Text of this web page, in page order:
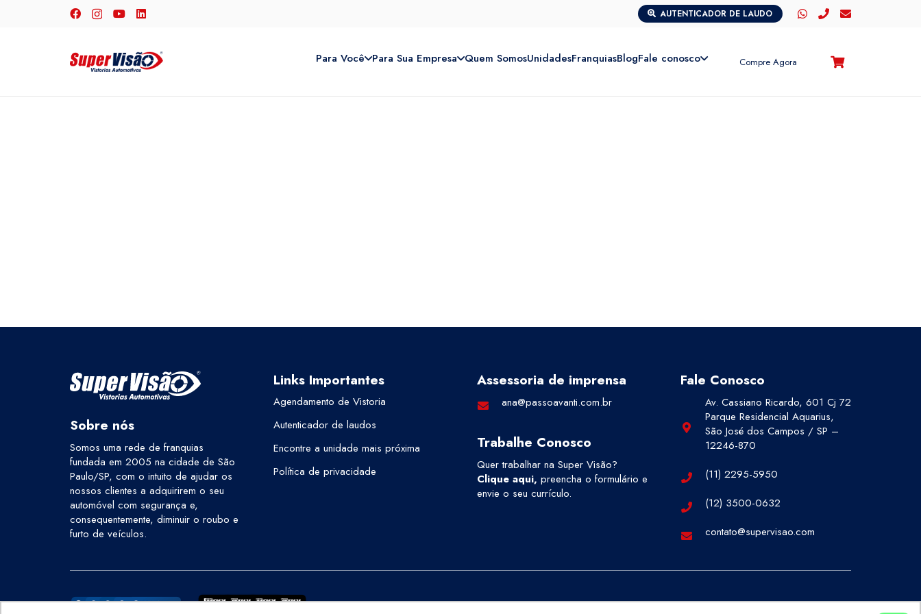
AUTENTICADOR DE LAUDO
Para Você Para Sua Empresa Quem SomosUnidadesFranquiasBlogFale conosco Compre Agora
Sobre nós
Somos uma rede de franquias
fundada em 2005 na cidade de São
Paulo/SP, com o intuito de ajudar os
nossos clientes a adquirirem o seu
automóvel com segurança e,
consequentemente, diminuir o roubo e
furto de veículos.
Links Importantes
Agendamento de Vistoria
Autenticador de laudos
Encontre a unidade mais próxima
Política de privacidade
Assessoria de imprensa
ana@passoavanti.com.br
Trabalhe Conosco
Quer trabalhar na Super Visão?
Clique aqui, preencha o formulário e
envie o seu currículo.
Fale Conosco
Av. Cassiano Ricardo, 601 Cj 72
Parque Residencial Aquarius,
São José dos Campos / SP –
12246-870
(11) 2295-5950
(12) 3500-0632
contato@supervisao.com